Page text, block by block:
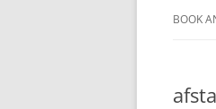
BOOK